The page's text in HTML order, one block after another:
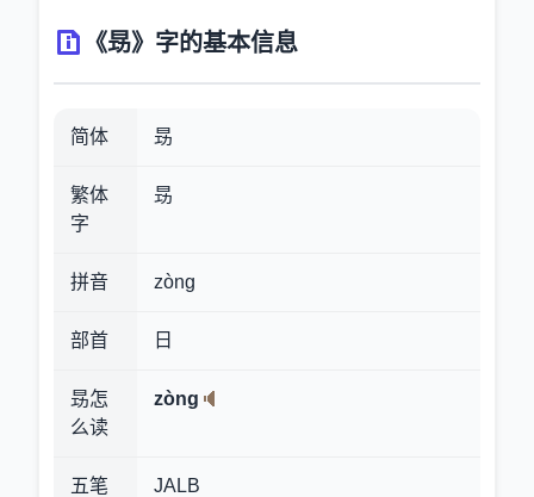
《昮》字的基本信息
简体 昮
繁体
字
昮
拼音 zòng
部首 日
昮怎
么读
zòng
五笔 JALB